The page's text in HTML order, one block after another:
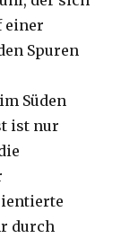
einer
Spuren
Süden
ist nur
durch